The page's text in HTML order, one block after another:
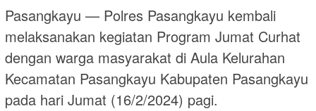
Pasangkayu — Polres Pasangkayu kembali
melaksanakan kegiatan Program Jumat Curhat
dengan warga masyarakat di Aula Kelurahan
Kecamatan Pasangkayu Kabupaten Pasangkayu
pada hari Jumat (16/2/2024) pagi.